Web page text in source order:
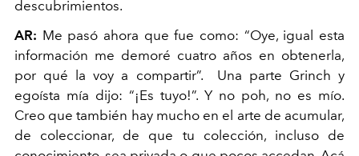
descubrimientos.
AR: Me pasó ahora que fue como: “Oye, igual esta
información me demoré cuatro años en obtenerla,
por qué la voy a compartir”. Una parte Grinch y
egoísta mía dijo: “¡Es tuyo!”. Y no poh, no es mío.
Creo que también hay mucho en el arte de acumular,
de coleccionar, de que tu colección, incluso de